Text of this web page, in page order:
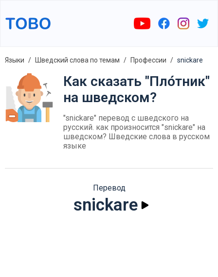
Языки Шведский слова по темам Профессии snickare
Как сказать "Пло́тник"
на шведском?
"snickare" перевод с шведского на
русский. как произносится "snickare" на
шведском? Шведские слова в русском
языке
Перевод
snickare